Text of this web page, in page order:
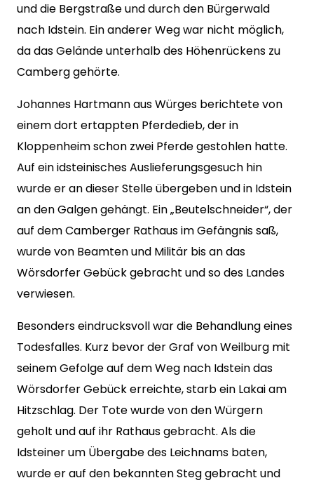
und die Bergstraße und durch den Bürgerwald
nach Idstein. Ein anderer Weg war nicht möglich,
da das Gelände unterhalb des Höhenrückens zu
Camberg gehörte.
Johannes Hartmann aus Würges berichtete von
einem dort ertappten Pferdedieb, der in
Kloppenheim schon zwei Pferde gestohlen hatte.
Auf ein idsteinisches Auslieferungsgesuch hin
wurde er an dieser Stelle übergeben und in Idstein
an den Galgen gehängt. Ein „Beutelschneider“, der
auf dem Camberger Rathaus im Gefängnis saß,
wurde von Beamten und Militär bis an das
Wörsdorfer Gebück gebracht und so des Landes
verwiesen.
Besonders eindrucksvoll war die Behandlung eines
Todesfalles. Kurz bevor der Graf von Weilburg mit
seinem Gefolge auf dem Weg nach Idstein das
Wörsdorfer Gebück erreichte, starb ein Lakai am
Hitzschlag. Der Tote wurde von den Würgern
geholt und auf ihr Rathaus gebracht. Als die
Idsteiner um Übergabe des Leichnams baten,
wurde er auf den bekannten Steg gebracht und